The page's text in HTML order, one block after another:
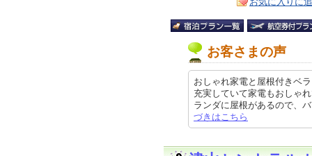
お客さまの声
おしゃれ家電と屋根付きベ
充実していて家電もおしゃ
ランダに屋根があるので、
づきはこちら